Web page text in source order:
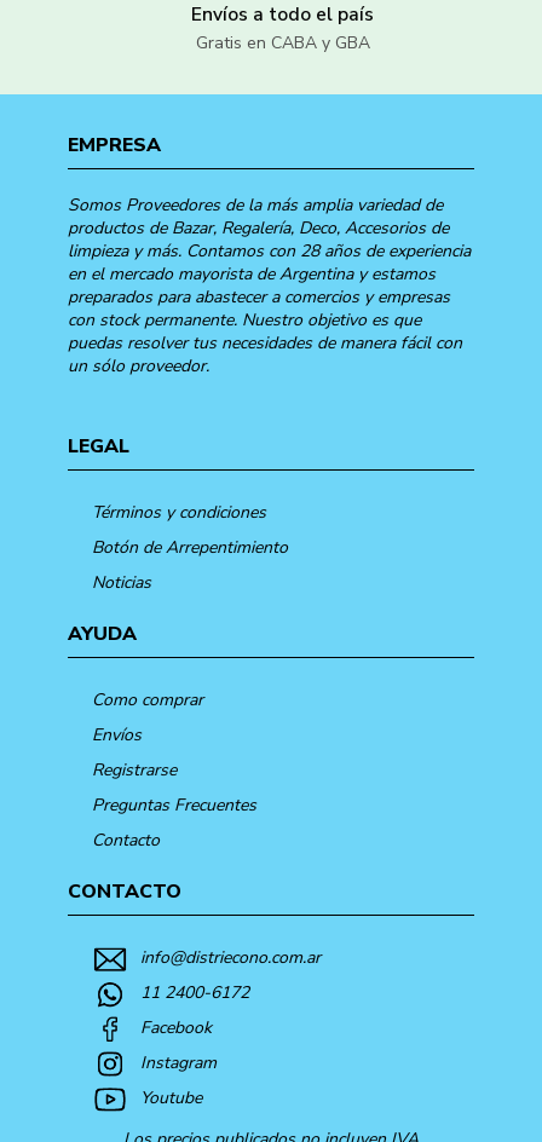
Envíos a todo el país
Gratis en CABA y GBA
EMPRESA
Somos Proveedores de la más amplia variedad de
productos de Bazar, Regalería, Deco, Accesorios de
limpieza y más. Contamos con 28 años de experiencia
en el mercado mayorista de Argentina y estamos
preparados para abastecer a comercios y empresas
con stock permanente. Nuestro objetivo es que
puedas resolver tus necesidades de manera fácil con
un sólo proveedor.
LEGAL
Términos y condiciones
Botón de Arrepentimiento
Noticias
AYUDA
Como comprar
Envíos
Registrarse
Preguntas Frecuentes
Contacto
CONTACTO
info@distriecono.com.ar
11 2400-6172
Facebook
Instagram
Youtube